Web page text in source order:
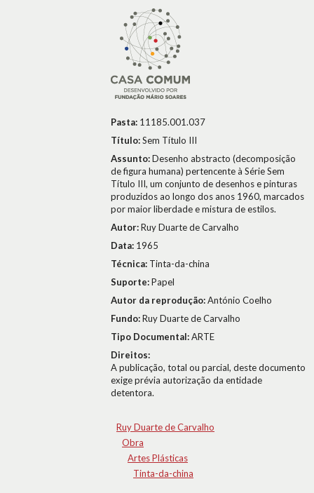
Pasta: 11185.001.037
Título:Sem Título III
Assunto:Desenho abstracto (decomposição
de figura humana) pertencente à Série Sem
Título III, um conjunto de desenhos e pinturas
produzidos ao longo dos anos 1960, marcados
por maior liberdade e mistura de estilos.
Autor:Ruy Duarte de Carvalho
Data: 1965
Técnica: Tinta-da-china
Suporte:Papel
Autor da reprodução:António Coelho
Fundo:Ruy Duarte de Carvalho
Tipo Documental:ARTE
Direitos:
A publicação, total ou parcial, deste documento
exige prévia autorização da entidade
detentora.
Ruy Duarte de Carvalho
Obra
Artes Plásticas
Tinta-da-china